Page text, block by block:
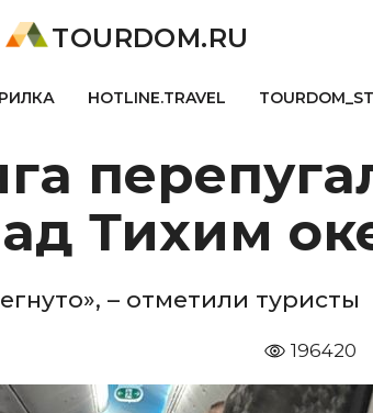
TOURDOM.RU
HOTLINE.TRAVEL
Тихим
– отметили туристы
196420